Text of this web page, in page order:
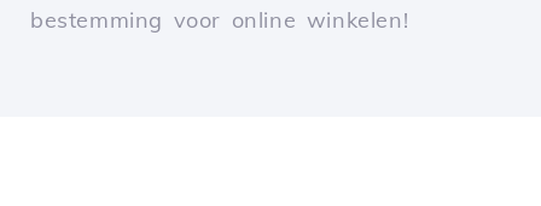
bestemming voor online winkelen!